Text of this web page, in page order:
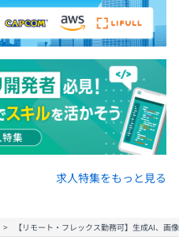
求人特集をもっと見る
【リモート・フレックス勤務可】生成AI、画